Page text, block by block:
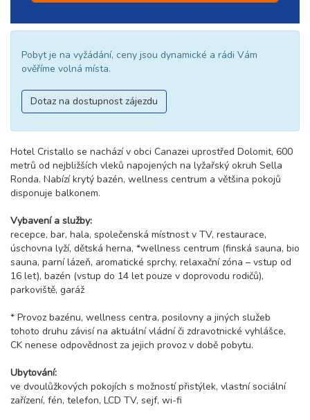
Pobyt je na vyžádání, ceny jsou dynamické a rádi Vám
ověříme volná místa.
Dotaz na dostupnost zájezdu
Hotel Cristallo se nachází v obci Canazei uprostřed Dolomit, 600
metrů od nejbližších vleků napojených na lyžařský okruh Sella
Ronda. Nabízí krytý bazén, wellness centrum a většina pokojů
disponuje balkonem.
Vybavení a služby:
recepce, bar, hala, společenská místnost v TV, restaurace,
úschovna lyží, dětská herna, *wellness centrum (finská sauna, bio
sauna, parní lázeň, aromatické sprchy, relaxační zóna – vstup od
16 let), bazén (vstup do 14 let pouze v doprovodu rodičů),
parkoviště, garáž
* Provoz bazénu, wellness centra, posilovny a jiných služeb
tohoto druhu závisí na aktuální vládní či zdravotnické vyhlášce,
CK nenese odpovědnost za jejich provoz v době pobytu.
Ubytování:
ve dvoulůžkových pokojích s možností přistýlek, vlastní sociální
zařízení, fén, telefon, LCD TV, sejf, wi-fi